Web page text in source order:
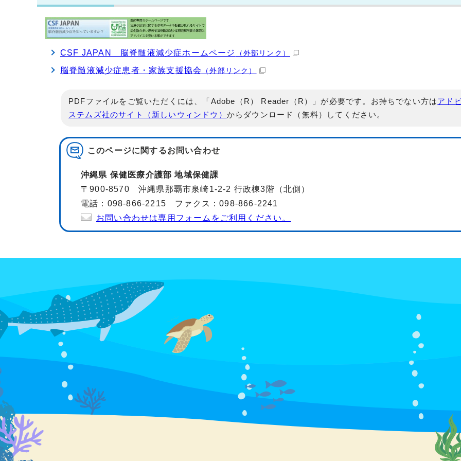
CSF JAPAN 脳脊髄液減少症ホームページ （外部リンク）
脳脊髄液減少症患者・家族支援協会 （外部リンク）
PDFファイルをご覧いただくには、「Adobe（R） Reader（R）」が必要です。お持ちでない方はアド
ステムズ社のサイト（新しいウィンドウ） からダウンロード（無料）してください。
このページに関するお問い合わせ
沖縄県 保健医療介護部 地域保健課
〒900-8570 沖縄県那覇市泉崎1-2-2 行政棟3階（北側）
電話：098-866-2215 ファクス：098-866-2241
お問い合わせは専用フォームをご利用ください。